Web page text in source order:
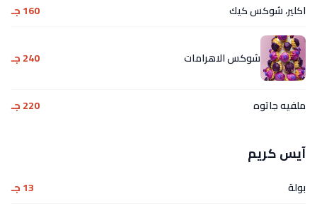
اكلير، شوكس كيك 160 جـ
شوكس الاهرامات 240 جـ
ملفيه جاتوه 220 جـ
آيس كريم
بولة
13 جـ